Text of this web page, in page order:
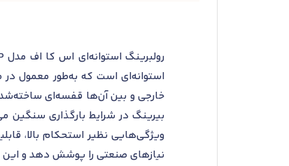
استوانه‌ای است که به‌طور معمول در
خارجی و بین آن‌ها قفسه‌ای
نیازهای صنعتی را پوشش دهد و این